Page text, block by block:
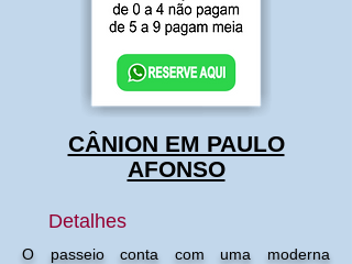
CÂNION EM PAULO
AFONSO
Detalhes
O passeio conta com uma moderna